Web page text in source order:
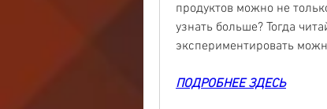
продуктов можно не
узнать больше? Тогда
экспериментировать
ПОДРОБНЕЕ ЗДЕСЬ